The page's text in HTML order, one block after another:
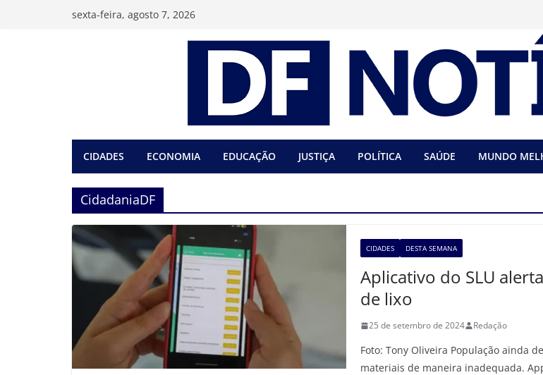
sexta-feira, agosto 7, 2026
CIDADES ECONOMIA EDUCAÇÃO JUSTIÇA POLÍTICA SAÚDE MUNDO
CidadaniaDF
CIDADES DESTA SEMANA
Aplicativo do SLU
de lixo
25 de setembro de 2024 Redação
Foto: Tony Oliveira População ainda
materiais de maneira inadequada.